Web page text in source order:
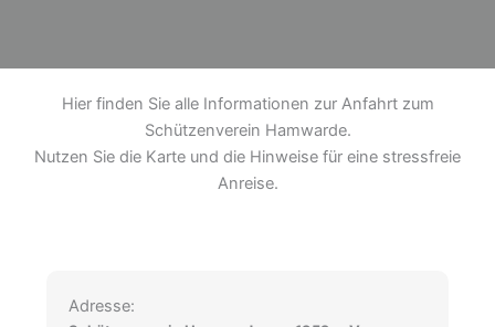
Hier finden Sie alle Informationen zur Anfahrt zum
Schützenverein Hamwarde.
Nutzen Sie die Karte und die Hinweise für eine stressfreie
Anreise.
Adresse: